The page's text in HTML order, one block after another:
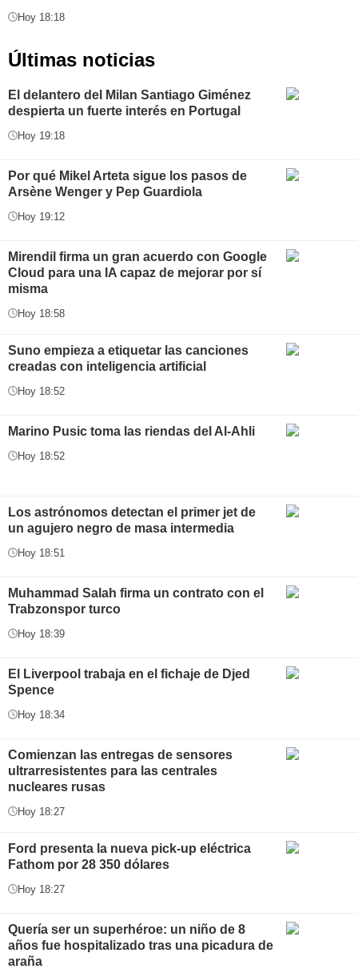
Hoy 18:18
Últimas noticias
El delantero del Milan Santiago Giménez
despierta un fuerte interés en Portugal
Hoy 19:18
Por qué Mikel Arteta sigue los pasos de
Arsène Wenger y Pep Guardiola
Hoy 19:12
Mirendil firma un gran acuerdo con Google
Cloud para una IA capaz de mejorar por sí
misma
Hoy 18:58
Suno empieza a etiquetar las canciones
creadas con inteligencia artificial
Hoy 18:52
Marino Pusic toma las riendas del Al-Ahli
Hoy 18:52
Los astrónomos detectan el primer jet de
un agujero negro de masa intermedia
Hoy 18:51
Muhammad Salah firma un contrato con el
Trabzonspor turco
Hoy 18:39
El Liverpool trabaja en el fichaje de Djed
Spence
Hoy 18:34
Comienzan las entregas de sensores
ultrarresistentes para las centrales
nucleares rusas
Hoy 18:27
Ford presenta la nueva pick-up eléctrica
Fathom por 28 350 dólares
Hoy 18:27
Quería ser un superhéroe: un niño de 8
años fue hospitalizado tras una picadura de
araña